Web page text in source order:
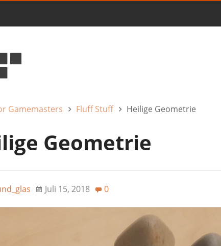
Gamemasters Fluff Stuff Heilige Geometrie
Geometrie
Juli 15, 2018 0